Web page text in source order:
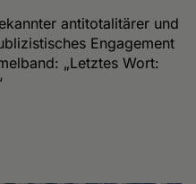
antitotalitärer und
Engagement
„Letztes Wort: